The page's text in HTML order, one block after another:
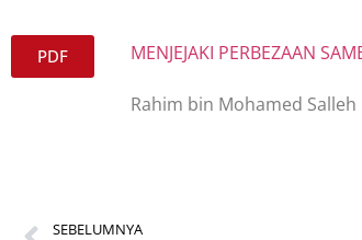
PDF MENJEJAKI PERBEZAAN
Rahim bin Mohamed Salleh
SEBELUMNYA